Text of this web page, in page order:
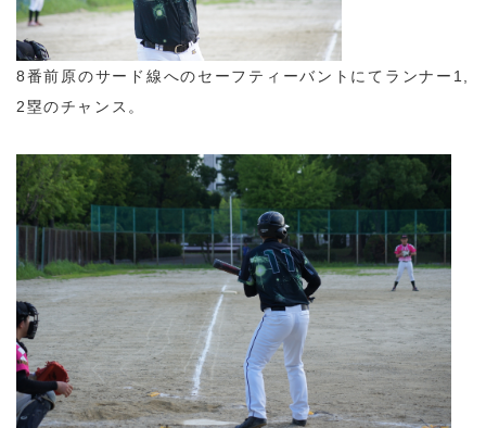
8番前原のサード線へのセーフティーバントにてランナー1,
2塁のチャンス。